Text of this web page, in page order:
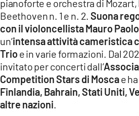
pianoforte e orchestra di Mozart,
Beethoven n. 1 e n. 2.Suona
con il violoncellista Mauro
un’intensa attività cameristica
Trioe in varie formazioni. Dal
invitato per concerti dall’
Competition Stars di Moscae
Finlandia, Bahrain, Stati Uniti,
altre nazioni